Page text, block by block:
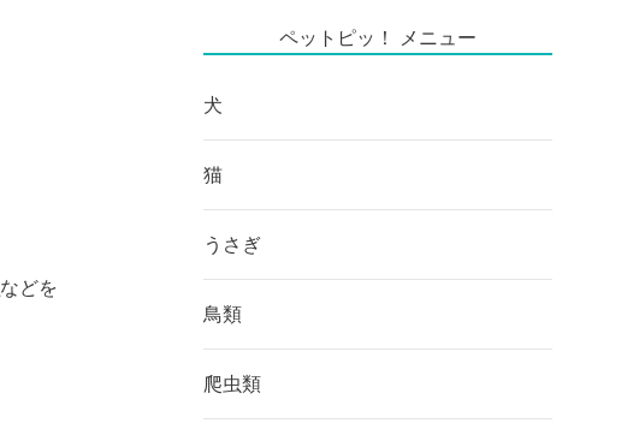
などを
ペットピッ！ メニュー
犬
猫
うさぎ
鳥類
爬虫類